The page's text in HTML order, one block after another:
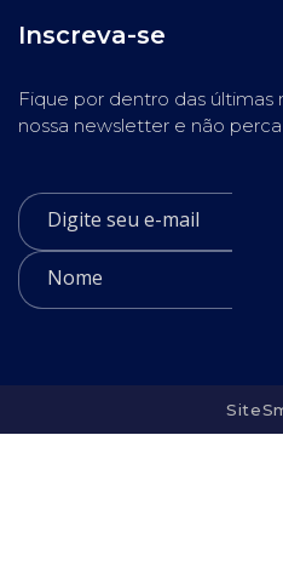
Inscreva-se
Fique por dentro das últimas
nossa newsletter e não